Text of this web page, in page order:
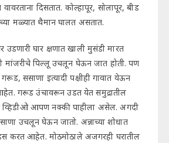
वावरताना दिसतात. कोल्हापूर, सोलापूर, बीड
मळ्यात थैमान घालत असतात.
उडणारी घार क्षणात खाली मुसंडी मारत
मांजरीचे पिल्लू उचलून घेऊन जात होती. पण
ससाणा इत्यादी पक्षीही गावात येऊन
गरूड उंचावरून उडत येत समुद्रातील
व्हिडीओ आपण नक्की पाहीला असेल. अगदी
उचलून घेऊन जातो. अन्नाच्या शोधात
करत आहेत. मोठमोठाले अजगरही घरातील